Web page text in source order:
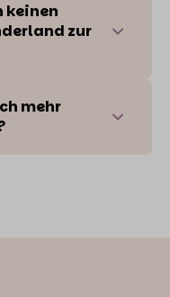
keinen
zur
mehr